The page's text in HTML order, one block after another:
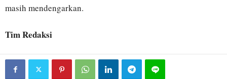
masih mendengarkan.
Tim Redaksi